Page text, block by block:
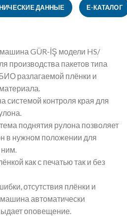
ДАННЫЕ Е-КАТАЛОГ
GÜR-İŞ модели HS/
производства пакетов типа
разлагаемой плёнки и
системой контроля края для
поднятия рулона позволяет
в нужном положении для
как с печатью так и без
отсутствия плёнки и
автоматически
оповещение.